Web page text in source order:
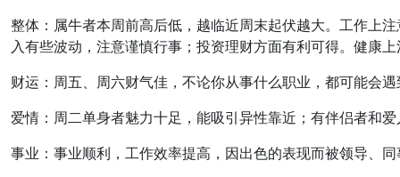
整体：属牛者本周前高后低，越临近周末起伏越大。工作上
入有些波动，注意谨慎行事；投资理财方面有利可得。健康
财运：周五、周六财气佳，不论你从事什么职业，都可能会
爱情：周二单身者魅力十足，能吸引异性靠近；有伴侣者和
事业：事业顺利，工作效率提高，因出色的表现而被领导、